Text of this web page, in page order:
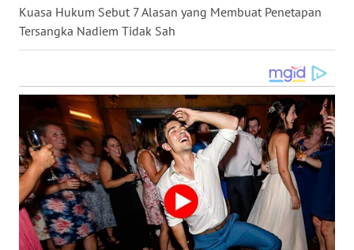
Kuasa Hukum Sebut 7 Alasan yang Membuat Penetapan
Tersangka Nadiem Tidak Sah
WN
KALBAR
KALTENG
WN
KALTARA
WN
KALSEL
WN